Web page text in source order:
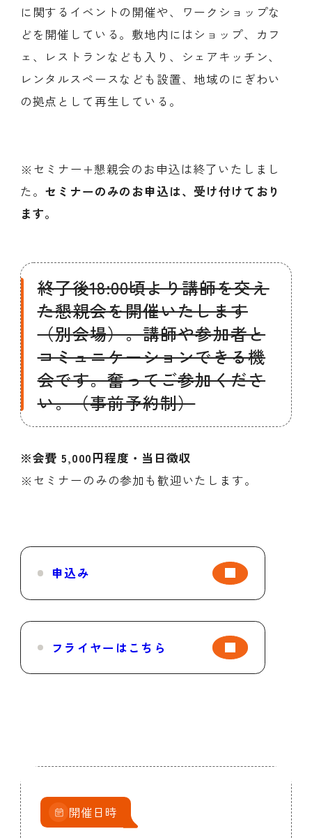
に関するイベントの開催や、ワークショップな
どを開催している。敷地内にはショップ、カフ
ェ、レストランなども入り、シェアキッチン、
レンタルスペースなども設置、地域のにぎわい
の拠点として再生している。
※セミナー+懇親会のお申込は終了いたしまし
た。 セミナーのみのお申込は、受け付けており
ます。
終了後18:00頃より講師を交え
た懇親会を開催いたします
（別会場）。講師や参加者と
コミュニケーションできる機
会です。奮ってご参加くださ
い。（事前予約制）
※会費 5,000円程度・当日徴収
※セミナーのみの参加も歓迎いたします。
申込み
フライヤーはこちら
開催日時